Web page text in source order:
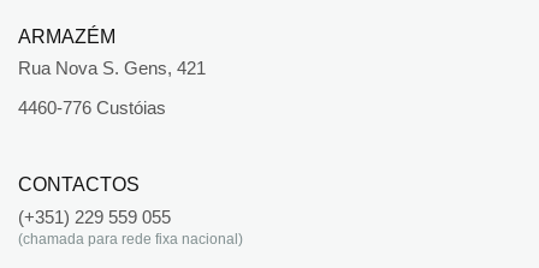
ARMAZÉM
Rua Nova S. Gens, 421
4460-776 Custóias
CONTACTOS
(+351) 229 559 055
(chamada para rede fixa nacional)